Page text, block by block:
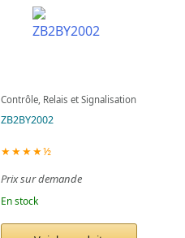
Contrôle, Relais et Signalisation
ZB2BY2002
★★★★½
Prix sur demande
En stock